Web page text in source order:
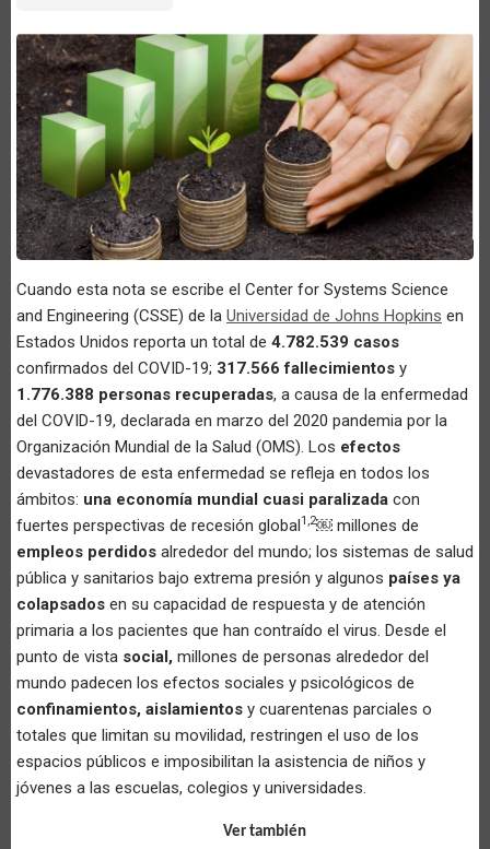
Cuando esta nota se escribe el Center for Systems Science
and Engineering (CSSE) de la Universidad de Johns Hopkins en
Estados Unidos reporta un total de 4.782.539 casos
confirmados del COVID-19; 317.566 fallecimientos y
1.776.388 personas recuperadas, a causa de la enfermedad
del COVID-19, declarada en marzo del 2020 pandemia por la
Organización Mundial de la Salud (OMS). Los efectos
devastadores de esta enfermedad se refleja en todos los
ámbitos: una economía mundial cuasi paralizada con
fuertes perspectivas de recesión global1,2￼ millones de
empleos perdidos alrededor del mundo; los sistemas de salud
pública y sanitarios bajo extrema presión y algunos países ya
colapsados en su capacidad de respuesta y de atención
primaria a los pacientes que han contraído el virus. Desde el
punto de vista social, millones de personas alrededor del
mundo padecen los efectos sociales y psicológicos de
confinamientos, aislamientos y cuarentenas parciales o
totales que limitan su movilidad, restringen el uso de los
espacios públicos e imposibilitan la asistencia de niños y
jóvenes a las escuelas, colegios y universidades.
Ver también